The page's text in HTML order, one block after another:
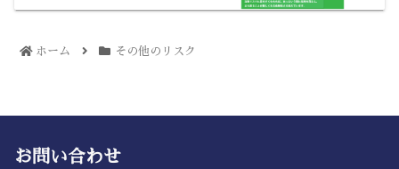
ホーム その他のリスク
お問い合わせ